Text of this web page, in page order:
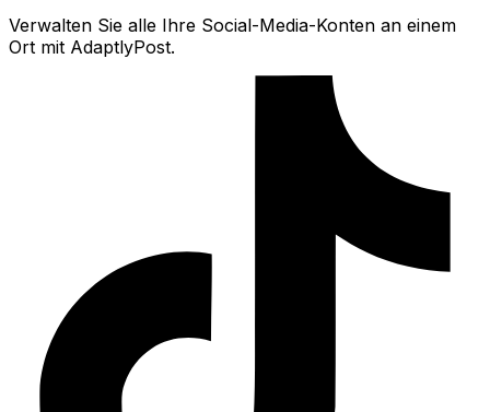
Verwalten Sie alle Ihre Social-Media-Konten an einem
Ort mit AdaptlyPost.